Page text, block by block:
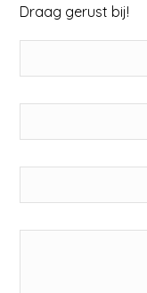
Draag gerust bij!